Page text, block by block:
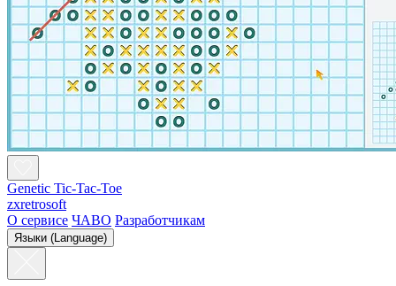
Genetic Tic-Tac-Toe
zxretrosoft
О сервисе ЧАВО Разработчикам
Языки (Language)